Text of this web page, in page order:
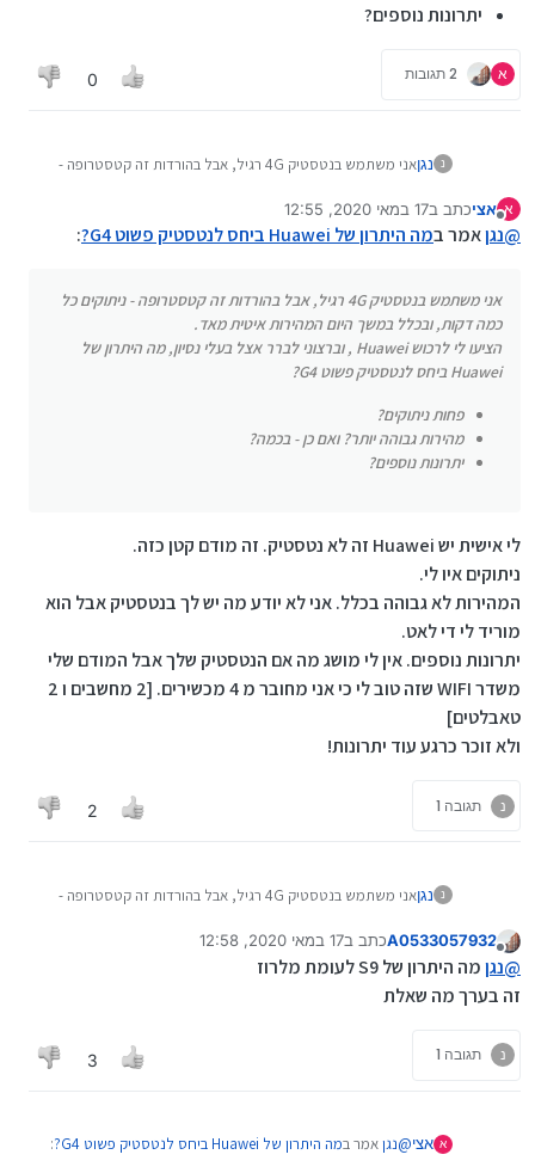
יתרונות נוספים?
א 2 תגובות 0
נ נגן
אני משתמש בנטסטיק 4G רגיל, אבל בהורדות זה קטסטרופה -
היתרון של Huawei ביחס לנטסטיק פשוט G4?
פחות ניתוקים?
מהירות גבוהה יותר? ואם כן - בכמה?
א
מנותק
אציכתב ב17 במאי 2020, 12:55
נערך לאחרונה על ידי
@נגןאמר במה היתרון של Huawei ביחס לנטסטיק פשוט G4? :
אני משתמש בנטסטיק 4G רגיל, אבל בהורדות זה קטסטרופה - ניתוקים כל
כמה דקות, ובכלל במשך היום המהירות איטית מאד.
הציעו לי לרכוש Huawei , וברצוני לברר אצל בעלי נסיון, מה היתרון של
Huawei ביחס לנטסטיק פשוט G4?
פחות ניתוקים?
מהירות גבוהה יותר? ואם כן - בכמה?
יתרונות נוספים?
לי אישית יש Huawei זה לא נטסטיק. זה מודם קטן כזה.
ניתוקים איו לי.
המהירות לא גבוהה בכלל. אני לא יודע מה יש לך בנטסטיק אבל הוא
מוריד לי די לאט.
יתרונות נוספים. אין לי מושג מה אם הנטסטיק שלך אבל המודם שלי
משדר WIFI שזה טוב לי כי אני מחובר מ 4 מכשירים. [2 מחשבים ו 2
טאבלטים]
ולא זוכר כרגע עוד יתרונות!
נ תגובה 1 2
נ נגן
אני משתמש בנטסטיק 4G רגיל, אבל בהורדות זה קטסטרופה -
הציעו לי לרכוש Huawei , וברצוני לברר אצל בעלי נסיון, מה
היתרון של Huawei ביחס לנטסטיק פשוט G4?
פחות ניתוקים?
מהירות גבוהה יותר? ואם כן - בכמה?
מנותק
A0533057932כתב ב17 במאי 2020, 12:58
נערך לאחרונה על ידי
@נגןמה היתרון של S9 לעומת מלרוז
זה בערך מה שאלת
נ תגובה 1 3
א אצי@נגןאמר במה היתרון של Huawei ביחס לנטסטיק פשוט G4? :